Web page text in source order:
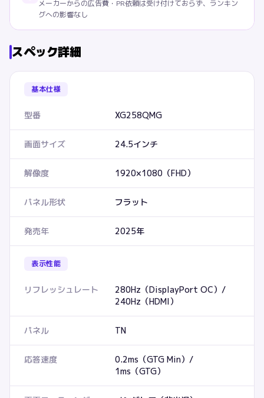
メーカーからの広告費・PR依頼は受け付けておらず、ランキン
グへの影響なし
スペック詳細
基本仕様
型番 XG258QMG
画面サイズ 24.5インチ
解像度 1920×1080（FHD）
パネル形状 フラット
発売年 2025年
表示性能
リフレッシュレート
280Hz（DisplayPort OC）/
240Hz（HDMI）
パネル TN
応答速度
0.2ms（GTG Min）/
1ms（GTG）